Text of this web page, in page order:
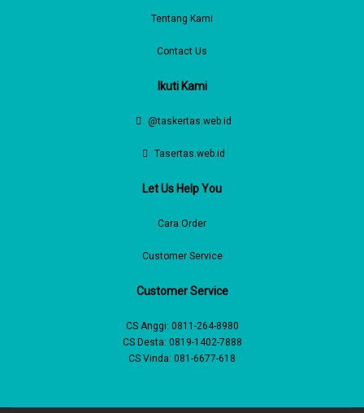
Tentang Kami
Contact Us
Ikuti Kami
@taskertas.web.id
Tasertas.web.id
Let Us Help You
Cara Order
Customer Service
Customer Service
CS Anggi: 0811-264-8980
CS Desta: 0819-1402-7888
CS Vinda: 081-6677-618